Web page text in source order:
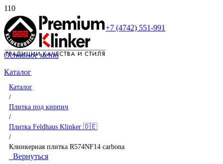
+7 (4742) 551-991
Основное меню
Каталог
Каталог
/
Плитка под кирпич
/
Плитка Feldhaus Klinker 🇩🇪
/
Клинкерная плитка R574NF14 carbona
Вернуться